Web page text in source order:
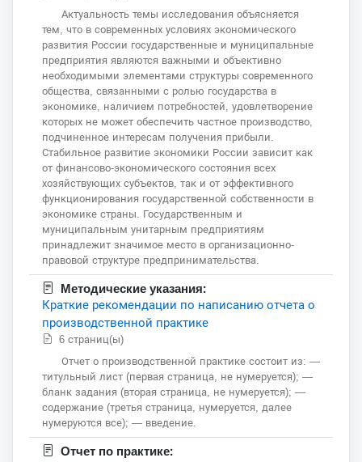
Актуальность темы исследования объясняется
тем, что в современных условиях экономического
развития России государственные и муниципальные
предприятия являются важными и объективно
необходимыми элементами структуры современного
общества, связанными с ролью государства в
экономике, наличием потребностей, удовлетворение
которых не может обеспечить частное производство,
подчиненное интересам получения прибыли.
Стабильное развитие экономики России зависит как
от финансово-экономического состояния всех
хозяйствующих субъектов, так и от эффективного
функционирования государственной собственности в
экономике страны. Государственным и
муниципальным унитарным предприятиям
принадлежит значимое место в организационно-
правовой структуре предпринимательства.
Методические указания:
Краткие рекомендации по написанию отчета о
производственной практике
6 страниц(ы)
Отчет о производственной практике состоит из: —
титульный лист (первая страница, не нумеруется); —
бланк задания (вторая страница, не нумеруется); —
содержание (третья страница, нумеруется, далее
нумеруются все); — введение.
Отчет по практике: